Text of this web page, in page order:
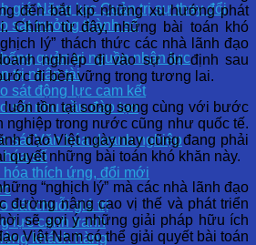
giá Năng lực Quản trị sự thay đổi
sát trưởng thành số
quản trị nguồn nhân lực
trị nhân tài
sát động lực cam kết
sát nhu cầu đào tạo
sát Văn hóa doanh nghiệp
số
hóa thích ứng, đổi mới
sát chuỗi giá trị
lực cạnh tranh
khách hàng
đến bắt kịp những xu hướng phát
Chính từ đây, những bài toán khó
lý” thách thức các nhà lãnh đạo
nghiệp đi vào sự ổn định sau
đi bền vững trong tương lai.
luôn tồn tại song song cùng với bước
nghiệp trong nước cũng như quốc tế.
đạo Việt ngày nay cũng đang phải
quyết những bài toán khó khăn này.
“nghịch lý” mà các nhà lãnh đạo
đường nâng cao vị thế và phát triển
sẽ gợi ý những giải pháp hữu ích
Việt Nam có thể giải quyết bài toán